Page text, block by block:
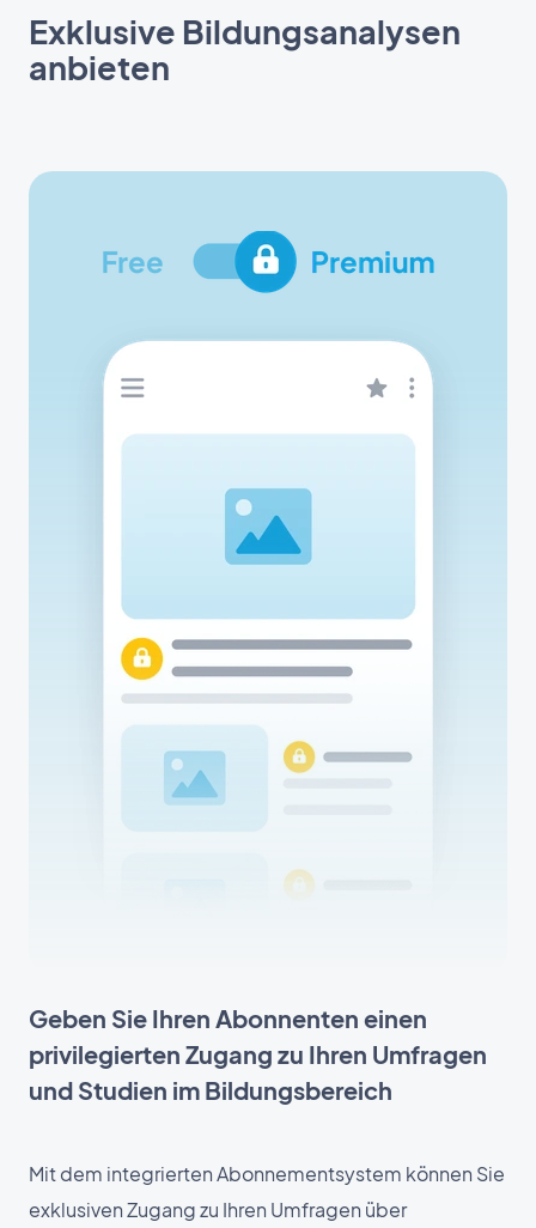
Exklusive Bildungsanalysen
anbieten
Geben Sie Ihren Abonnenten einen
privilegierten Zugang zu Ihren Umfragen
und Studien im Bildungsbereich
Mit dem integrierten Abonnementsystem können Sie
exklusiven Zugang zu Ihren Umfragen über